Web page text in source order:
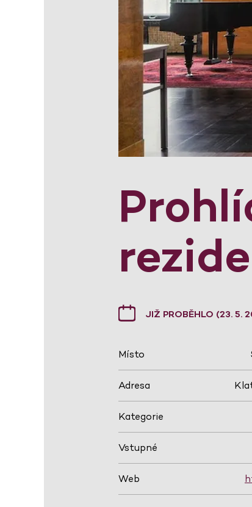
JIŽ PROBĚHLO (23. 5.
Místo
Adresa
Kategorie
Vstupné
Web